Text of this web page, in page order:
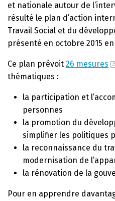
et nationale autour de
résulté le plan d’action
Travail Social et du
présenté en octobre 2015
Ce plan prévoit 26 mesures
thématiques :
la participation et
personnes
la promotion du
simplifier les politiques
la reconnaissance du
modernisation de
la rénovation de la
Pour en apprendre